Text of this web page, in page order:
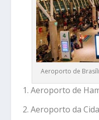
Aeroporto de
Aeroporto de
Aeroporto da